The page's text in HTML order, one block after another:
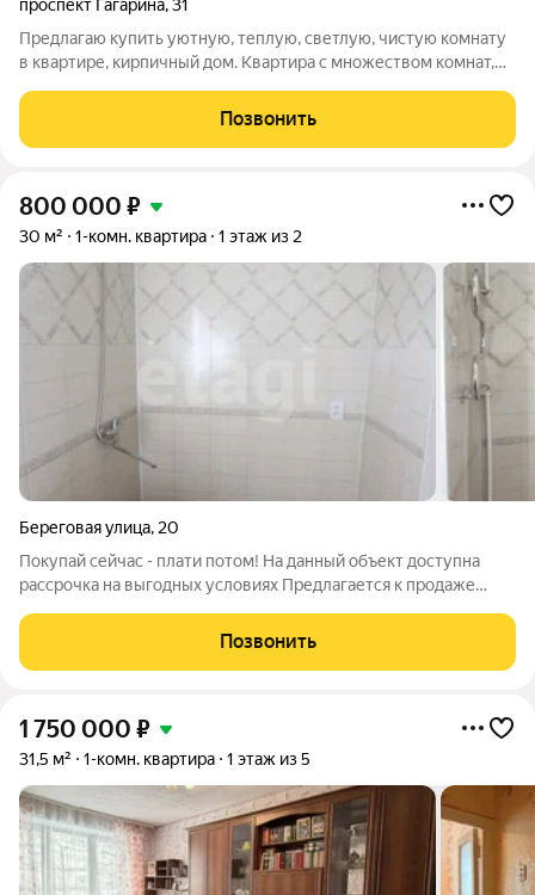
проспект Гагарина,31
Предлагаю купить уютную, теплую, светлую, чистую комнату
в квартире, кирпичный дом. Квартира с множеством комнат,
наименование - квартира, вид помещения - комната. В комнате
выделена кухонная
Позвонить
800 000 ₽
30 м² 1-комн. квартира 1 этаж из 2
Береговая улица, 20
Покупай сейчас - плати потом! На данный объект доступна
рассрочка на выгодных условиях Предлагается к продаже
по улице Береговая дом 20. Квартира находится на 1 этаже 2-х
этажного дома. В
Позвонить
1 750 000 ₽
31,5 м² 1-комн. квартира 1 этаж из 5